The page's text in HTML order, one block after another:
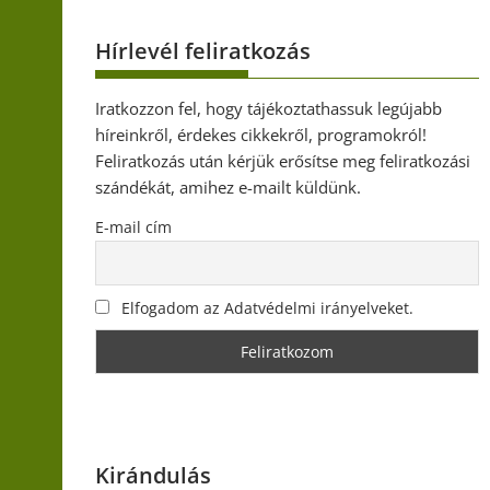
Hírlevél feliratkozás
Iratkozzon fel, hogy tájékoztathassuk legújabb
híreinkről, érdekes cikkekről, programokról!
Feliratkozás után kérjük erősítse meg feliratkozási
szándékát, amihez e-mailt küldünk.
E-mail cím
Elfogadom az Adatvédelmi irányelveket.
Kirándulás